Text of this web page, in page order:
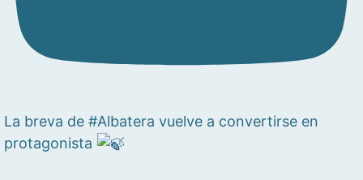
La breva de #Albatera vuelve a convertirse en
protagonista